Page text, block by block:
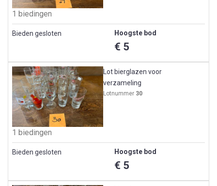
1 biedingen
Bieden gesloten Hoogste bod
€ 5
Lot bierglazen voor
verzameling
Lotnummer 30
1 biedingen
Bieden gesloten Hoogste bod
€ 5